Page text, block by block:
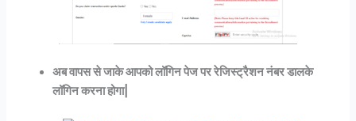
अब वापस से जाके आपको लॉगिन पेज पर रेजिस्ट्रैशन नंबर डालके
लॉगिन करना होगा|